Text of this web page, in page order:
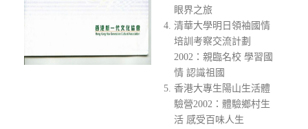
眼界之旅
清華大學明日領袖國情
培訓考察交流計劃
2002：親臨名校 學習國
情 認識祖國
香港大專生陽山生活體
驗營2002：體驗鄉村生
活 感受百味人生